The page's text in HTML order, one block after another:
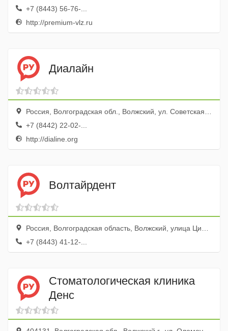
+7 (8443) 56-76-...
http://premium-vlz.ru
Диалайн
Россия, Волгоградская обл., Волжский, ул. Советская, 59а
+7 (8442) 22-02-...
http://dialine.org
Волтайрдент
Россия, Волгоградская область, Волжский, улица Циолковского, 14
+7 (8443) 41-12-...
Стоматологическая клиника
Денс